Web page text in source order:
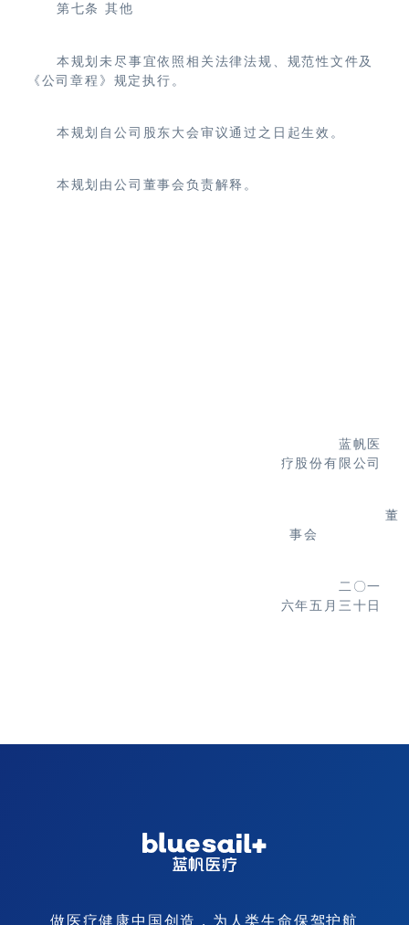
第七条 其他
本规划未尽事宜依照相关法律法规、规范性文件及
《公司章程》规定执行。
本规划自公司股东大会审议通过之日起生效。
本规划由公司董事会负责解释。
蓝帆医
疗股份有限公司
董
事会
二〇一
六年五月三十日
做医疗健康中国创造，为人类生命保驾护航